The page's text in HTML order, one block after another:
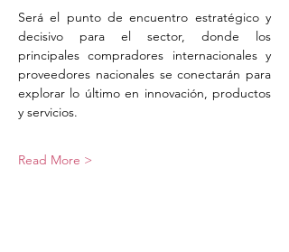
Será el punto de encuentro estratégico y
decisivo para el sector, donde los
principales compradores internacionales y
proveedores nacionales se conectarán para
explorar lo último en innovación, productos
y servicios.
Read More >